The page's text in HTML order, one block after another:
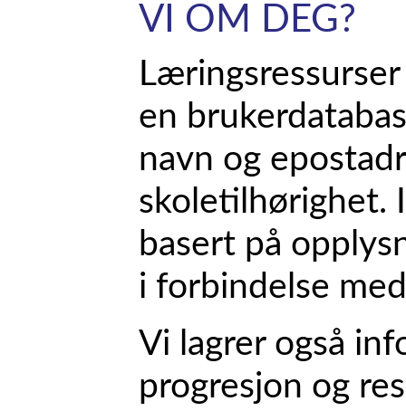
VI OM DEG?
en
navn og
skoletilhørighet.
basert på
i forbindelse
Vi lagrer også
progresjon og